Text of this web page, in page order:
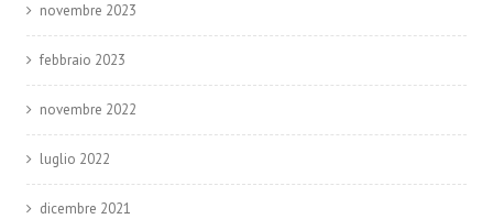
novembre 2023
febbraio 2023
novembre 2022
luglio 2022
dicembre 2021